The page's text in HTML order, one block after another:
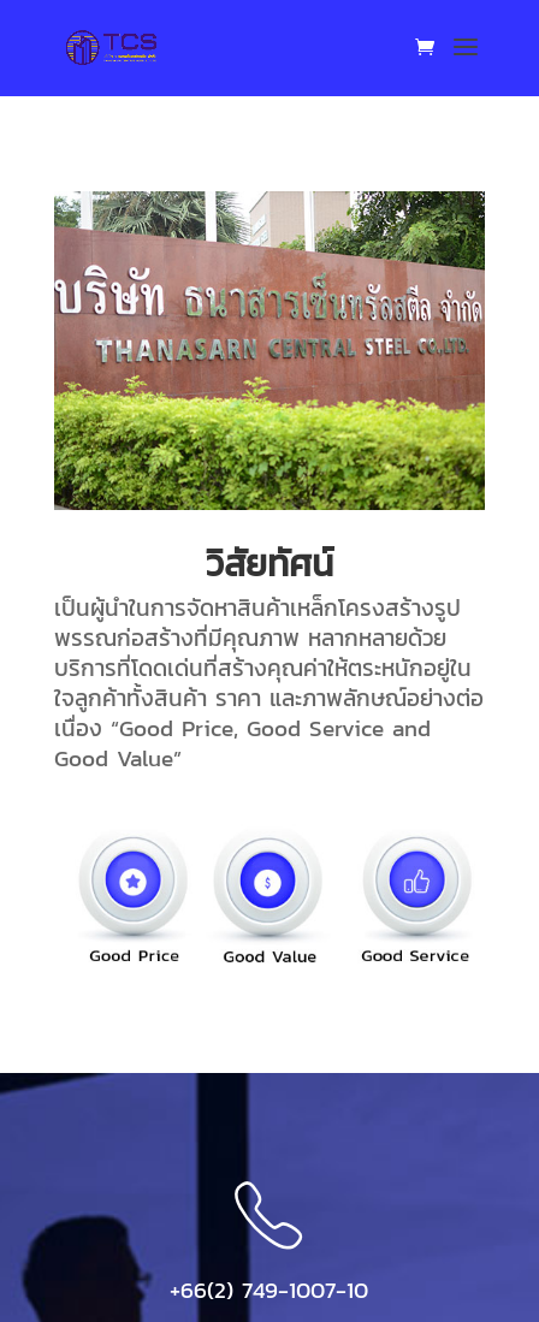
วิสัยทัศน์
เป็นผู้นำในการจัดหาสินค้าเหล็กโครงสร้างรูป
พรรณก่อสร้างที่มีคุณภาพ หลากหลายด้วย
บริการที่โดดเด่นที่สร้างคุณค่าให้ตระหนักอยู่ใน
ใจลูกค้าทั้งสินค้า ราคา และภาพลักษณ์อย่างต่อ
เนื่อง “Good Price, Good Service and
Good Value”
+66(2) 749-1007-10